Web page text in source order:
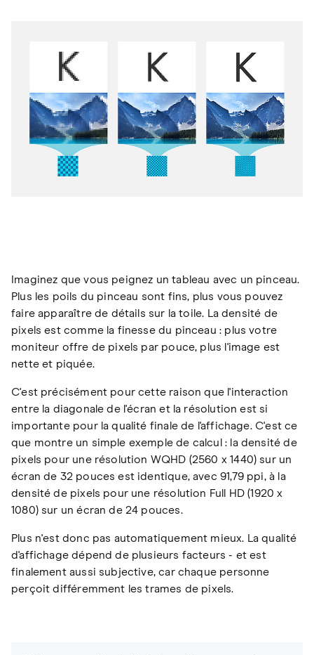
Imaginez que vous peignez un tableau avec un pinceau.
Plus les poils du pinceau sont fins, plus vous pouvez
faire apparaître de détails sur la toile. La densité de
pixels est comme la finesse du pinceau : plus votre
moniteur offre de pixels par pouce, plus l'image est
nette et piquée.
C'est précisément pour cette raison que l'interaction
entre la diagonale de l'écran et la résolution est si
importante pour la qualité finale de l'affichage. C'est ce
que montre un simple exemple de calcul : la densité de
pixels pour une résolution WQHD (2560 x 1440) sur un
écran de 32 pouces est identique, avec 91,79 ppi, à la
densité de pixels pour une résolution Full HD (1920 x
1080) sur un écran de 24 pouces.
Plus n'est donc pas automatiquement mieux. La qualité
d'affichage dépend de plusieurs facteurs - et est
finalement aussi subjective, car chaque personne
perçoit différemment les trames de pixels.